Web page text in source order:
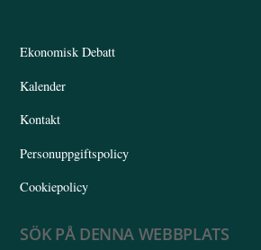
Ekonomisk Debatt
Kalender
Kontakt
Personuppgiftspolicy
Cookiepolicy
SÖK PÅ DENNA WEBBPLATS